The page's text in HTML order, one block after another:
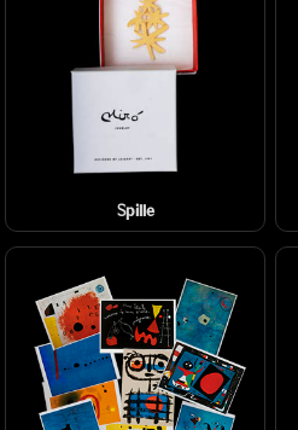
Spille